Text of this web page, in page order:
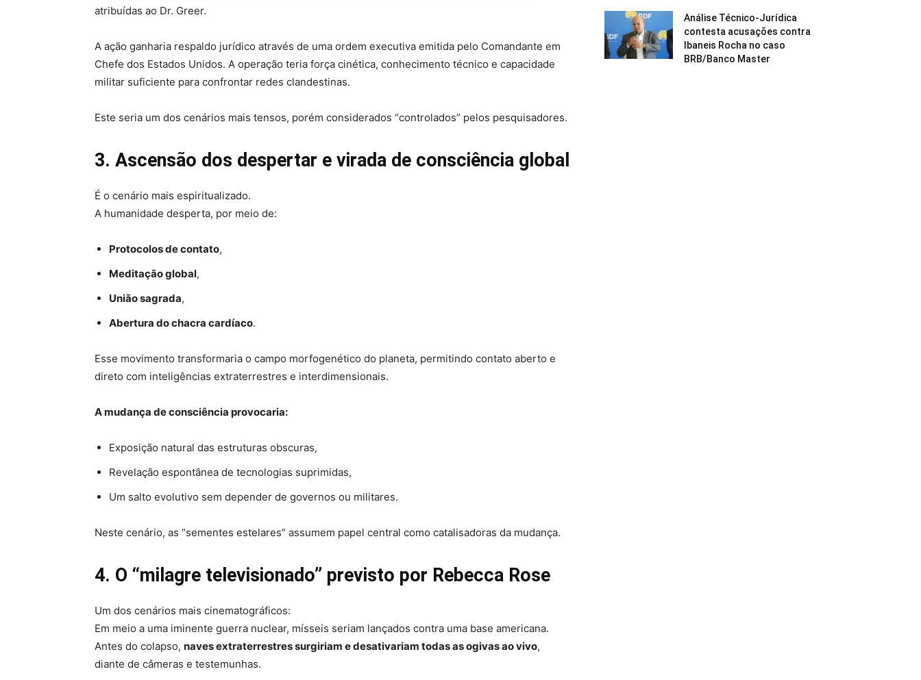
atribuídas ao Dr. Greer.
A ação ganharia respaldo jurídico através de uma ordem executiva emitida pelo Comandante em
Chefe dos Estados Unidos. A operação teria força cinética, conhecimento técnico e capacidade
militar suficiente para confrontar redes clandestinas.
Este seria um dos cenários mais tensos, porém considerados “controlados” pelos pesquisadores.
3. Ascensão dos despertar e virada de consciência global
É o cenário mais espiritualizado.
A humanidade desperta, por meio de:
Protocolos de contato,
Meditação global,
União sagrada,
Abertura do chacra cardíaco.
Esse movimento transformaria o campo morfogenético do planeta, permitindo contato aberto e
direto com inteligências extraterrestres e interdimensionais.
A mudança de consciência provocaria:
Exposição natural das estruturas obscuras,
Revelação espontânea de tecnologias suprimidas,
Um salto evolutivo sem depender de governos ou militares.
Neste cenário, as “sementes estelares” assumem papel central como catalisadoras da mudança.
4. O “milagre televisionado” previsto por Rebecca Rose
Um dos cenários mais cinematográficos:
Em meio a uma iminente guerra nuclear, mísseis seriam lançados contra uma base americana.
Antes do colapso, naves extraterrestres surgiriam e desativariam todas as ogivas ao vivo,
diante de câmeras e testemunhas.
Análise Técnico-Jurídica
contesta acusações contra
Ibaneis Rocha no caso
BRB/Banco Master